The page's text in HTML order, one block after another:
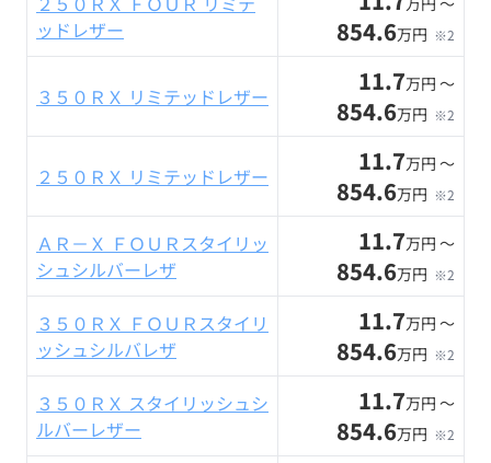
ッドレザー
854.6万円 ※2
３５０ＲＸ リミテッドレザー 11.7万円 〜
854.6万円 ※2
２５０ＲＸ リミテッドレザー 11.7万円 〜
854.6万円 ※2
ＡＲ－Ｘ ＦＯＵＲスタイリッ
シュシルバーレザ
11.7万円 〜
854.6万円 ※2
３５０ＲＸ ＦＯＵＲスタイリ
ッシュシルバレザ
11.7万円 〜
854.6万円 ※2
３５０ＲＸ スタイリッシュシ
ルバーレザー
11.7万円 〜
854.6万円 ※2